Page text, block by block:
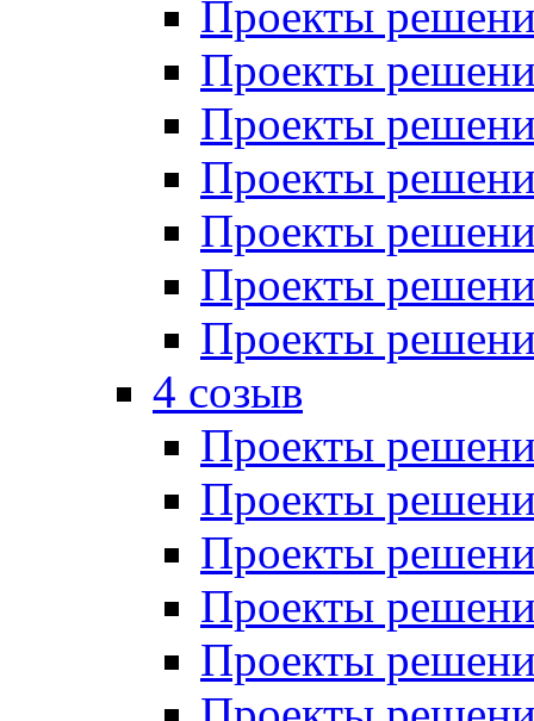
Проекты
Проекты
Проекты
Проекты
Проекты
Проекты
Проекты
4 созыв
Проекты
Проекты
Проекты
Проекты
Проекты